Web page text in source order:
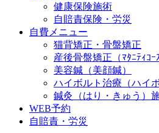
健康保険施術
自賠責保険・労災
自費メニュー
猫背矯正・骨盤矯正
産後骨盤矯正（ﾏﾀﾆﾃｨｺｰｽ
美容鍼（美顔鍼）
ハイボルト治療（ハイ
鍼灸（はり・きゅう）
WEB予約
自賠責・労災